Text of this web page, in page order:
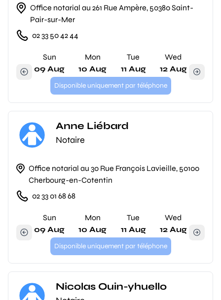
Office notarial au 261 Rue Ampère, 50380 Saint-
Pair-sur-Mer
02 33 50 42 44
Sun
09 Aug
Mon
10 Aug
Tue
11 Aug
Wed
12 Aug
Disponible uniquement par téléphone
Anne Liébard
Notaire
Office notarial au 30 Rue François Lavieille, 50100
Cherbourg-en-Cotentin
02 33 01 68 68
Sun
09 Aug
Mon
10 Aug
Tue
11 Aug
Wed
12 Aug
Disponible uniquement par téléphone
Nicolas Ouin-yhuello